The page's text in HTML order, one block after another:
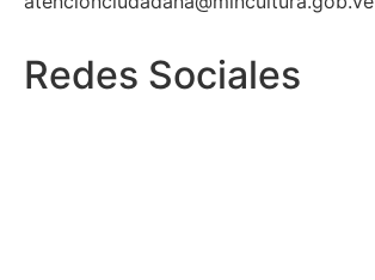
Redes Sociales